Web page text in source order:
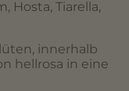
Hosta, Tiarella,
innerhalb
hellrosa in eine